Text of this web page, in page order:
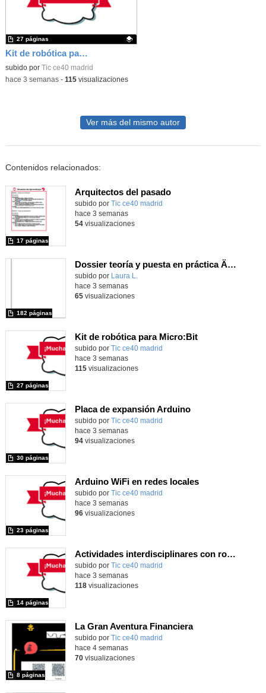
Kit de robótica para Micro:Bit
Contenido educativo.
subido por Tic ce40 madrid
27 páginas
-hace 3 semanas- 115visualizaciones
Ver más del mismo autor
Contenidos relacionados:
Arquitectos del pasado
subido por Tic ce40 madrid
17 páginas
hace 3 semanas
54visualizaciones
Dossier teoría y puesta en práctica Äprendizaje Basado en Juegos en Educación Infantil y Primaria
Contenido educativo.
subido por Laura L.
182 páginas
hace 3 semanas
65visualizaciones
Kit de robótica para Micro:Bit
Contenido educativo.
subido por Tic ce40 madrid
27 páginas
hace 3 semanas
115visualizaciones
Placa de expansión Arduino
Contenido educativo.
subido por Tic ce40 madrid
30 páginas
hace 3 semanas
94visualizaciones
Arduino WiFi en redes locales
Contenido educativo.
subido por Tic ce40 madrid
23 páginas
hace 3 semanas
96visualizaciones
Actividades interdisciplinares con robótica y pensamiento computacional
Contenido educativo.
subido por Tic ce40 madrid
14 páginas
hace 3 semanas
118visualizaciones
La Gran Aventura Financiera
subido por Tic ce40 madrid
8 páginas
hace 4 semanas
70visualizaciones